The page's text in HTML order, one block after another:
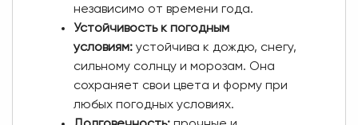
независимо от времени года.
Устойчивость к погодным
условиям:устойчива к дождю, снегу,
сильному солнцу и морозам. Она
сохраняет свои цвета и форму при
любых погодных условиях.